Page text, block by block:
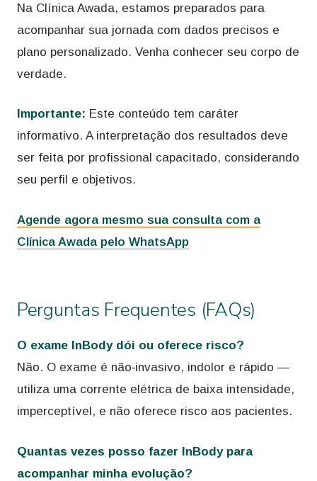
Na Clínica Awada, estamos preparados para
acompanhar sua jornada com dados precisos e
plano personalizado. Venha conhecer seu corpo de
verdade.
Importante: Este conteúdo tem caráter
informativo. A interpretação dos resultados deve
ser feita por profissional capacitado, considerando
seu perfil e objetivos.
Agende agora mesmo sua consulta com a
Clínica Awada pelo WhatsApp
Perguntas Frequentes (FAQs)
O exame InBody dói ou oferece risco?
Não. O exame é não‑invasivo, indolor e rápido —
utiliza uma corrente elétrica de baixa intensidade,
imperceptível, e não oferece risco aos pacientes.
Quantas vezes posso fazer InBody para
acompanhar minha evolução?